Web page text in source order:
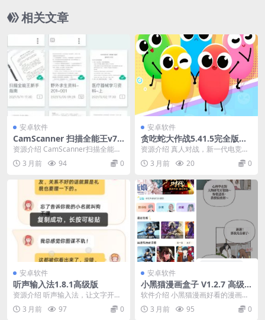
相关文章
安卓软件
CamScanner 扫描全能王v7.
6.5.251117高级版
资源介绍 CamScanner扫描全能王
又叫CS扫描全能王，是一款集文件
扫描、图...
3 月前 94 0
安卓软件
贪吃蛇大作战5.41.5完全版★
2026新一代电竞手游
资源介绍 真人对战，新一代电竞手
游，大神带队妹子多多！组团开
黑，超畅快燃情团战，...
3 月前 20 0
安卓软件
听声输入法1.8.1高级版
资源介绍 听声输入法，让文字开口
说话的手机键盘。专为不识字、识
字少人群打造。遇到...
3 月前 97 0
安卓软件
小黑猫漫画盒子 V1.2.7 高级
版
软件介绍 小黑猫漫画好看的漫画图
文推荐！精选优质漫画推荐，看看
有你喜欢的嘛！ 软...
3 月前 95 0